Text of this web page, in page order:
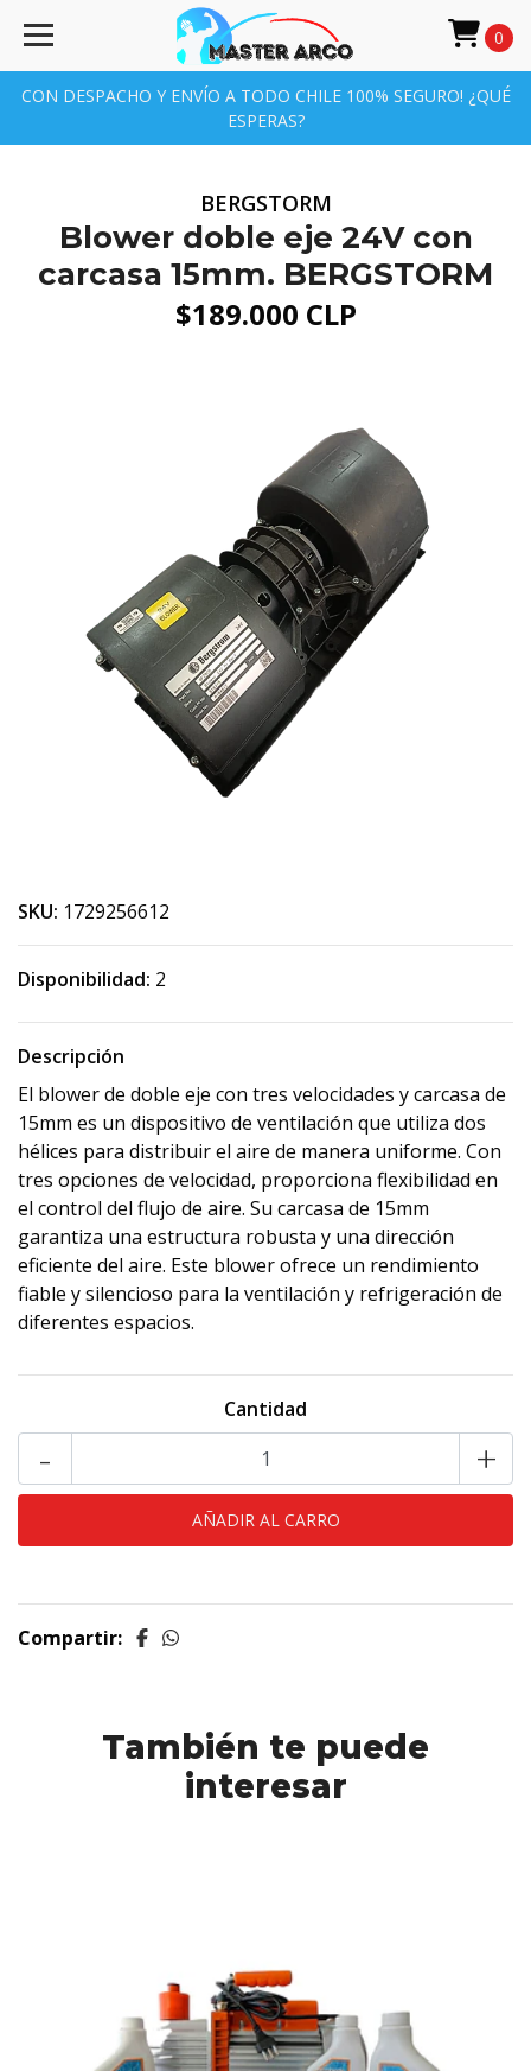
CON DESPACHO Y ENVÍO A TODO CHILE 100% SEGURO! ¿QUÉ
ESPERAS?
0
BERGSTORM
Blower doble eje 24V con
carcasa 15mm. BERGSTORM
$189.000 CLP
SKU: 1729256612
Disponibilidad: 2
Descripción
El blower de doble eje con tres velocidades y carcasa de
15mm es un dispositivo de ventilación que utiliza dos
hélices para distribuir el aire de manera uniforme. Con
tres opciones de velocidad, proporciona flexibilidad en
el control del flujo de aire. Su carcasa de 15mm
garantiza una estructura robusta y una dirección
eficiente del aire. Este blower ofrece un rendimiento
fiable y silencioso para la ventilación y refrigeración de
diferentes espacios.
Cantidad
- +
Compartir:
También te puede
interesar